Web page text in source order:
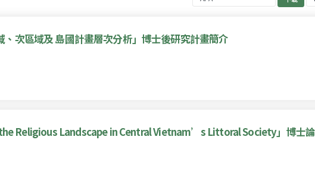
次區域及 島國計畫層次分析」博士後研究計畫簡介
Religious Landscape in Central Vietnam’s Littoral Society」博士